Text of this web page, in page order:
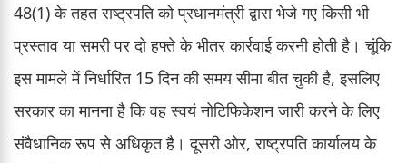
48(1) के तहत राष्ट्रपति को प्रधानमंत्री द्वारा भेजे गए किसी भी
प्रस्ताव या समरी पर दो हफ्ते के भीतर कार्रवाई करनी होती है। चूंकि
इस मामले में निर्धारित 15 दिन की समय सीमा बीत चुकी है, इसलिए
सरकार का मानना है कि वह स्वयं नोटिफिकेशन जारी करने के लिए
संवैधानिक रूप से अधिकृत है। दूसरी ओर, राष्ट्रपति कार्यालय के